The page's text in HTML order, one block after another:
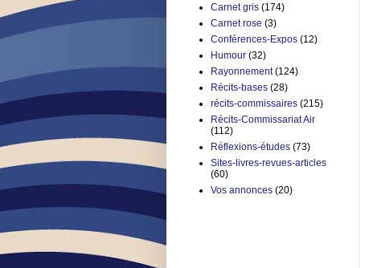
Carnet gris (174)
Carnet rose (3)
Conférences-Expos (12)
Humour (32)
Rayonnement (124)
Récits-bases (28)
récits-commissaires (215)
Récits-Commissariat Air
(112)
Réflexions-études (73)
Sites-livres-revues-articles
(60)
Vos annonces (20)